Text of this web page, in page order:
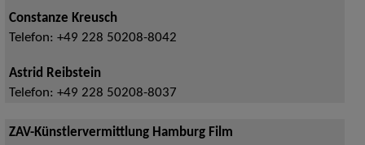
Constanze Kreusch
Telefon: +49 228 50208-8042
Astrid Reibstein
Telefon: +49 228 50208-8037
ZAV-Künstlervermittlung Hamburg Film